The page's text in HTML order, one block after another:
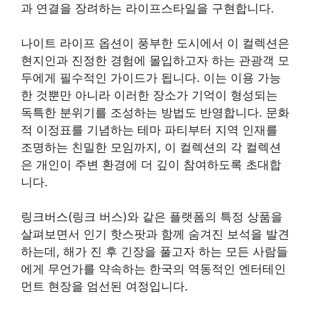
과 연결을 장려하는 라이프스타일을 구현합니다.
나이트 라이프 옵션이 풍부한 도시에서 이 컬렉션은
현지인과 진정한 경험에 몰입하고자 하는 관광객 모
두에게 필수적인 가이드가 됩니다. 이는 이용 가능
한 것뿐만 아니라 이러한 장소가 기억이 형성되는
독특한 분위기를 조성하는 방법도 반영합니다. 문화
적 이정표를 기념하는 테마 파티부터 지역 인재를
조명하는 친밀한 모임까지, 이 컬렉션의 각 컬렉션
은 개인이 주변 환경에 더 깊이 참여하도록 초대합
니다.
링크버스(링크 버스)와 같은 플랫폼의 특정 상품을
살펴보면서 인기 핫스팟과 함께 숨겨진 보석을 발견
하는데, 해가 진 후 긴장을 풀고자 하는 모든 사람들
에게 무언가를 약속하는 한국의 역동적인 엔터테인
먼트 현장을 엄선된 여정입니다.